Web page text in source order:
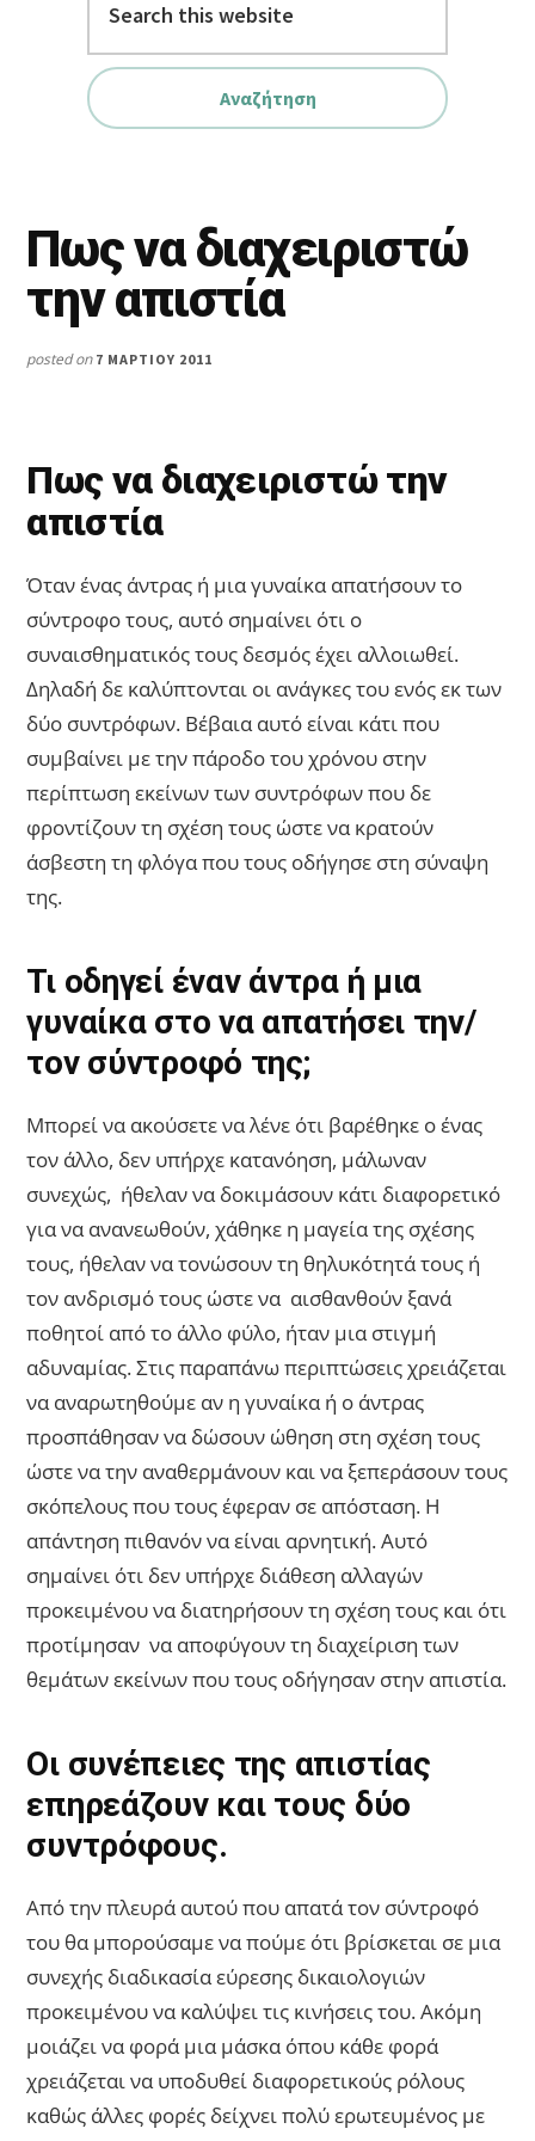
website
Πως να διαχειριστώ
την απιστία
posted on 7 ΜΑΡΤΊΟΥ 2011
Πως να διαχειριστώ την
απιστία
Όταν ένας άντρας ή μια γυναίκα απατήσουν το
σύντροφο τους, αυτό σημαίνει ότι ο
συναισθηματικός τους δεσμός έχει αλλοιωθεί.
Δηλαδή δε καλύπτονται οι ανάγκες του ενός εκ των
δύο συντρόφων. Βέβαια αυτό είναι κάτι που
συμβαίνει με την πάροδο του χρόνου στην
περίπτωση εκείνων των συντρόφων που δε
φροντίζουν τη σχέση τους ώστε να κρατούν
άσβεστη τη φλόγα που τους οδήγησε στη σύναψη
της.
Τι οδηγεί έναν άντρα ή μια
γυναίκα στο να απατήσει την/
τον σύντροφό της;
Μπορεί να ακούσετε να λένε ότι βαρέθηκε ο ένας
τον άλλο, δεν υπήρχε κατανόηση, μάλωναν
συνεχώς, ήθελαν να δοκιμάσουν κάτι διαφορετικό
για να ανανεωθούν, χάθηκε η μαγεία της σχέσης
τους, ήθελαν να τονώσουν τη θηλυκότητά τους ή
τον ανδρισμό τους ώστε να αισθανθούν ξανά
ποθητοί από το άλλο φύλο, ήταν μια στιγμή
αδυναμίας. Στις παραπάνω περιπτώσεις χρειάζεται
να αναρωτηθούμε αν η γυναίκα ή ο άντρας
προσπάθησαν να δώσουν ώθηση στη σχέση τους
ώστε να την αναθερμάνουν και να ξεπεράσουν τους
σκόπελους που τους έφεραν σε απόσταση. Η
απάντηση πιθανόν να είναι αρνητική. Αυτό
σημαίνει ότι δεν υπήρχε διάθεση αλλαγών
προκειμένου να διατηρήσουν τη σχέση τους και ότι
προτίμησαν να αποφύγουν τη διαχείριση των
θεμάτων εκείνων που τους οδήγησαν στην απιστία.
Οι συνέπειες της απιστίας
επηρεάζουν και τους δύο
συντρόφους.
Από την πλευρά αυτού που απατά τον σύντροφό
του θα μπορούσαμε να πούμε ότι βρίσκεται σε μια
συνεχής διαδικασία εύρεσης δικαιολογιών
προκειμένου να καλύψει τις κινήσεις του. Ακόμη
μοιάζει να φορά μια μάσκα όπου κάθε φορά
χρειάζεται να υποδυθεί διαφορετικούς ρόλους
καθώς άλλες φορές δείχνει πολύ ερωτευμένος με